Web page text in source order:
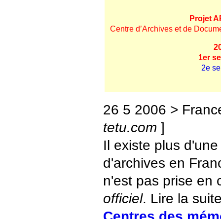
Projet
Centre d’Archives et de
1er
2e
26 5 2006 >
tetu.com ]
Il existe plus
d'archives en
n'est pas prise en
officiel. Lire la